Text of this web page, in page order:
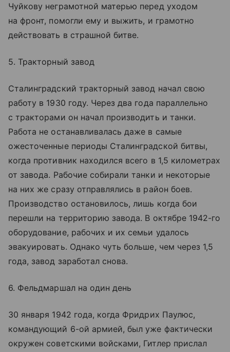
Чуйкову неграмотной матерью перед уходом
на фронт, помогли ему и выжить, и грамотно
действовать в страшной битве.
5. Тракторный завод
Сталинградский тракторный завод начал свою
работу в 1930 году. Через два года параллельно
с тракторами он начал производить и танки.
Работа не останавливалась даже в самые
ожесточенные периоды Сталинградской битвы,
когда противник находился всего в 1,5 километрах
от завода. Рабочие собирали танки и некоторые
на них же сразу отправлялись в район боев.
Производство остановилось, лишь когда бои
перешли на территорию завода. В октябре 1942-го
оборудование, рабочих и их семьи удалось
эвакуировать. Однако чуть больше, чем через 1,5
года, завод заработал снова.
6. Фельдмаршал на один день
30 января 1942 года, когда Фридрих Паулюс,
командующий 6-ой армией, был уже фактически
окружен советскими войсками, Гитлер прислал